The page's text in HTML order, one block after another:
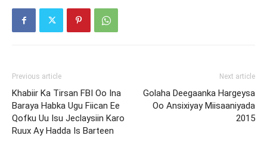
Previous article
Khabiir Ka Tirsan FBI Oo Ina
Baraya Habka Ugu Fiican Ee
Qofku Uu Isu Jeclaysiin Karo
Ruux Ay Hadda Is Barteen
Next article
Golaha Deegaanka Hargeysa
Oo Ansixiyay Miisaaniyada
2015